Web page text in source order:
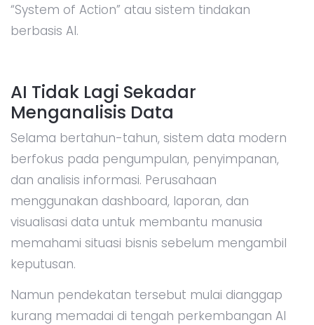
“System of Action” atau sistem tindakan
berbasis AI.
AI Tidak Lagi Sekadar
Menganalisis Data
Selama bertahun-tahun, sistem data modern
berfokus pada pengumpulan, penyimpanan,
dan analisis informasi. Perusahaan
menggunakan dashboard, laporan, dan
visualisasi data untuk membantu manusia
memahami situasi bisnis sebelum mengambil
keputusan.
Namun pendekatan tersebut mulai dianggap
kurang memadai di tengah perkembangan AI